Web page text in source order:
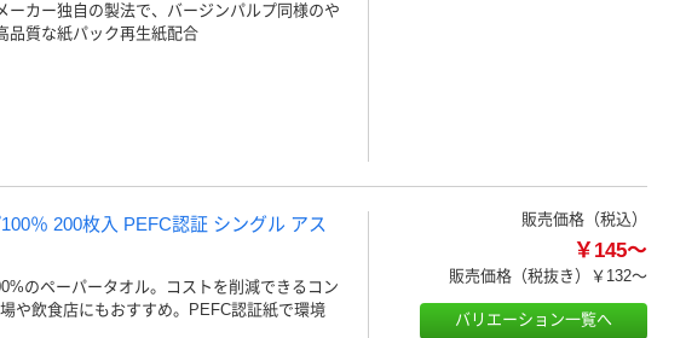
カー独自の製法で、バージンパルプ同様のや
品質な紙パック再生紙配合
％ 200枚入 PEFC認証 シングル アス
のペーパータオル。コストを削減できるコン
や飲食店にもおすすめ。PEFC認証紙で環境
販売価格（税込）
￥145～
販売価格（税抜き） ￥132～
バリエーション一覧へ